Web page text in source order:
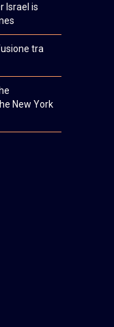
Israel is
tra
New York